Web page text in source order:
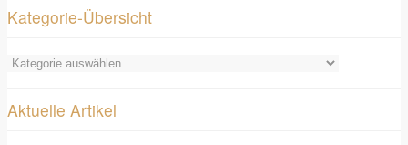
Kategorie-Übersicht
Kategorie-
Aktuelle Artikel